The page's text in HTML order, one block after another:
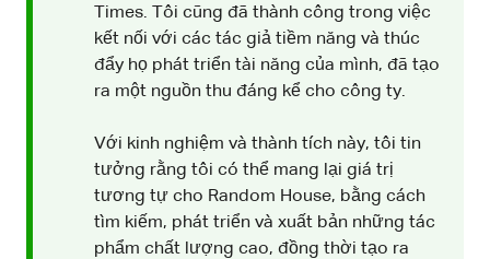
Times. Tôi cũng đã thành công trong việc
kết nối với các tác giả tiềm năng và thúc
đẩy họ phát triển tài năng của mình, đã tạo
ra một nguồn thu đáng kể cho công ty.
Với kinh nghiệm và thành tích này, tôi tin
tưởng rằng tôi có thể mang lại giá trị
tương tự cho Random House, bằng cách
tìm kiếm, phát triển và xuất bản những tác
phẩm chất lượng cao, đồng thời tạo ra